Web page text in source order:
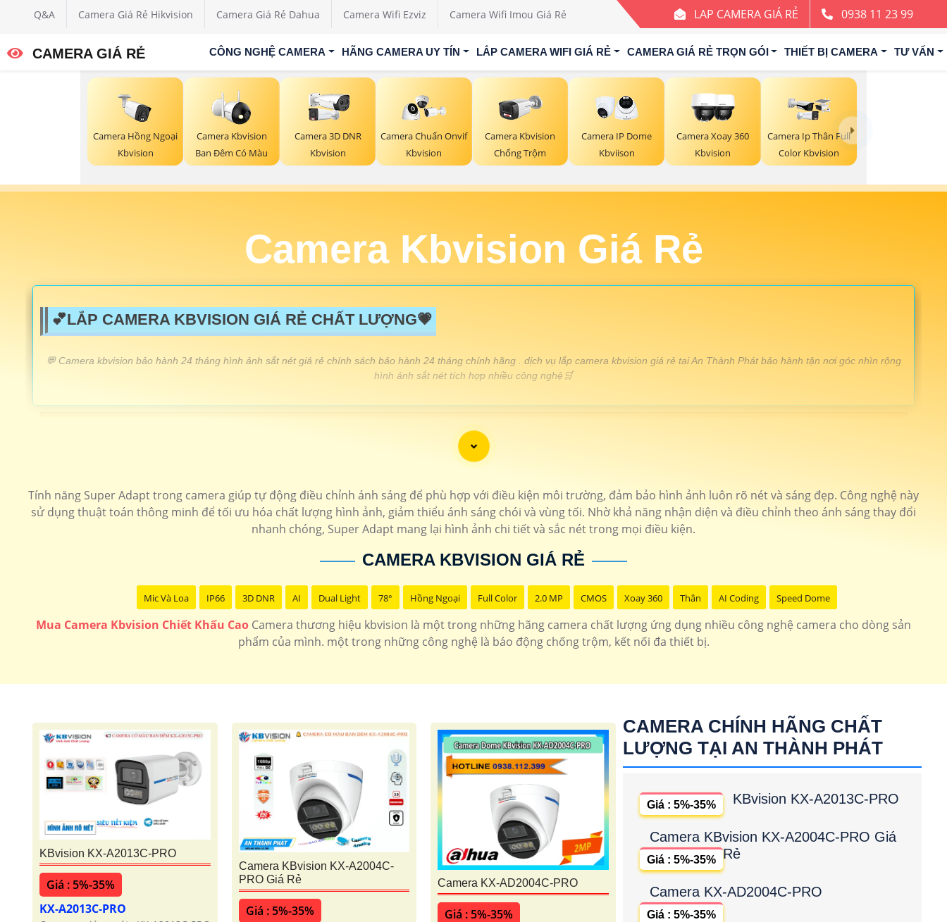
Q&A Camera Giá Rẻ Hikvision Camera Giá Rẻ Dahua Camera Wifi Ezviz Camera Wifi Imou Giá Rẻ LAP CAMERA GIÁ RẺ 0938 11 23 99
CAMERA GIÁ RẺ CÔNG NGHỆ CAMERA HÃNG CAMERA UY TÍN LẮP CAMERA WIFI GIÁ RẺ CAMERA GIÁ RẺ TRỌN GÓI THIẾT BỊ CAMERA TƯ VẤN
Camera Hồng Ngoại
Kbvision
Camera Kbvision
Ban Đêm Có Màu
Camera 3D DNR
Kbvision
Camera Chuẩn Onvif
Kbvision
Camera Kbvision
Chống Trộm
Camera IP Dome
Kbviison
Camera Xoay 360
Kbvision
Camera Ip Thân Full
Color Kbvision
Camera Kbvision Giá Rẻ
💕LẮP CAMERA KBVISION GIÁ RẺ CHẤT LƯỢNG💗
️💬 Camera kbvision bảo hành 24 tháng hình ảnh sắt nét giá rẻ chính sách bảo hành 24 tháng chính hãng . dịch vụ lắp camera kbvision giá rẻ tai An Thành Phát bảo hành tận nơi góc nhìn rộng
hình ảnh sắt nét tích hợp nhiều công nghệ🛒
650,000 VNĐ
📶 Camera Hồng Ngoại Kbvision
900.000 VNĐĐộ phân giải 4Mp siêu nét thiết kế chắc chắnKX-C8013S
🔔 Camera giá rẻ Kbvision
100.000 VNĐCamera thân hồng ngoại kbvision giá rẻ trọn gói
📎670.000 VNĐ Camera có màu ban đêm độ phân giải cao
Camera speedom Camera Ip kbvision Camera 4k Kbvision camera 2k kbvision lắp camera có màu ban đêm kbvision Đầu Ghi KBvision
Tính năng Super Adapt trong camera giúp tự động điều chỉnh ánh sáng để phù hợp với điều kiện môi trường, đảm bảo hình ảnh luôn rõ nét và sáng đẹp. Công nghệ này
sử dụng thuật toán thông minh để tối ưu hóa chất lượng hình ảnh, giảm thiểu ánh sáng chói và vùng tối. Nhờ khả năng nhận diện và điều chỉnh theo ánh sáng thay đổi
nhanh chóng, Super Adapt mang lại hình ảnh chi tiết và sắc nét trong mọi điều kiện.
CAMERA KBVISION GIÁ RẺ
Mic Và Loa IP66 3D DNR AI Dual Light 78° Hồng Ngoại Full Color 2.0 MP CMOS Xoay 360 Thân AI Coding Speed Dome
Mua Camera Kbvision Chiết Khấu Cao Camera thương hiệu kbvision là một trong những hãng camera chất lượng ứng dụng nhiều công nghệ camera cho dòng sản
phẩm của mình. một trong những công nghệ là báo động chống trộm, kết nối đa thiết bị.
KBvision KX-A2013C-PRO
Giá : 5%-35%
KX-A2013C-PRO
Camera KBvision KX-A2004C-
PRO Giá Rẻ
Giá : 5%-35%
Camera KX-AD2004C-PRO
Giá : 5%-35%
CAMERA CHÍNH HÃNG CHẤT
LƯỢNG TẠI AN THÀNH PHÁT
KBvision KX-A2013C-PRO
Giá : 5%-35%
Camera KBvision KX-A2004C-PRO Giá
Rẻ
Giá : 5%-35%
Camera KX-AD2004C-PRO
Giá : 5%-35%